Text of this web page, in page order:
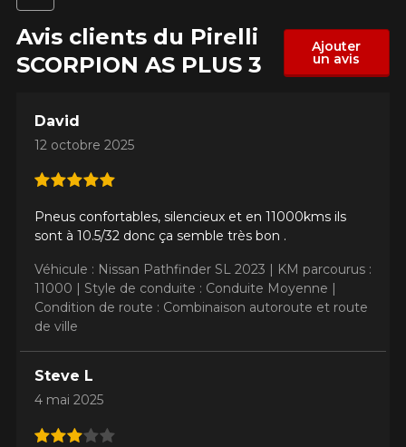
Avis clients du Pirelli
SCORPION AS PLUS 3
Ajouter
un avis
David
12 octobre 2025
Pneus confortables, silencieux et en 11000kms ils
sont à 10.5/32 donc ça semble très bon .
Véhicule : Nissan Pathfinder SL 2023 | KM parcourus :
11000 | Style de conduite : Conduite Moyenne |
Condition de route : Combinaison autoroute et route
de ville
Steve L
4 mai 2025